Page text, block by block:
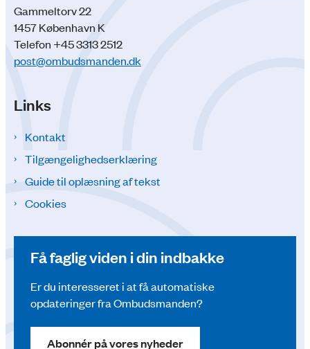
Gammeltorv 22
1457 København K
Telefon +45 3313 2512
post@ombudsmanden.dk
Links
Kontakt
Tilgængelighedserklæring
Guide til oplæsning af tekst
Cookies
Få faglig viden i din indbakke
Er du interesseret i at få automatiske
opdateringer fra Ombudsmanden?
Abonnér på vores nyheder